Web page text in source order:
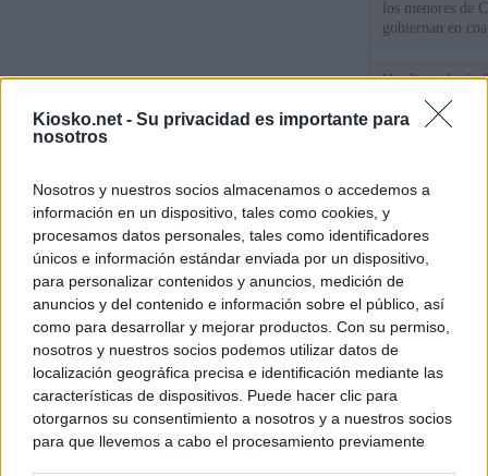
Kiosko.net - Su privacidad es importante para
nosotros
Nosotros y nuestros socios almacenamos o accedemos a
información en un dispositivo, tales como cookies, y
procesamos datos personales, tales como identificadores
únicos e información estándar enviada por un dispositivo,
para personalizar contenidos y anuncios, medición de
anuncios y del contenido e información sobre el público, así
como para desarrollar y mejorar productos. Con su permiso,
nosotros y nuestros socios podemos utilizar datos de
localización geográfica precisa e identificación mediante las
características de dispositivos. Puede hacer clic para
otorgarnos su consentimiento a nosotros y a nuestros socios
para que llevemos a cabo el procesamiento previamente
los menores de
gobiernan en
Un diputado de
ante la Fiscalía
los inmigrantes”
ministros
de Ceuta
© Kiosko.net Aviso Legal Privacidad y Cookies